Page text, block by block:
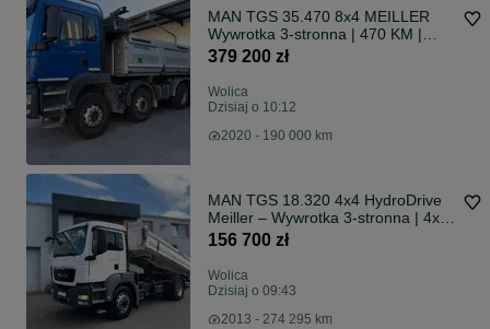
MAN TGS 35.470 8x4 MEILLER
Wywrotka 3-stronna | 470 KM |
2020 | Automat | 190 000 km
379 200 zł
Wolica
Dzisiaj o 10:12
2020 - 190 000 km
MAN TGS 18.320 4x4 HydroDrive
Meiller – Wywrotka 3-stronna | 4x4
| Euro 5 | 274 tys. km
156 700 zł
Wolica
Dzisiaj o 09:43
2013 - 274 295 km